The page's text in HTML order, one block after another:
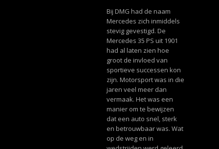
Bij DMG had de naam
Mercedes zich inmiddels
stevig gevestigd. De
Mercedes 35 PS uit 1901
had al laten zien hoe
groot de invloed van
sportieve successen kon
zijn. Motorsport was in die
jaren veel meer dan
vermaak. Het was een
manier om te bewijzen
dat een auto snel, sterk
en betrouwbaar was. Wat
op de weg en in